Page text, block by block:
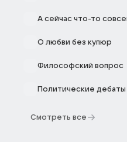
А сейчас что-то
О любви без купюр
Философский вопрос
Политические дебаты
Смотреть все